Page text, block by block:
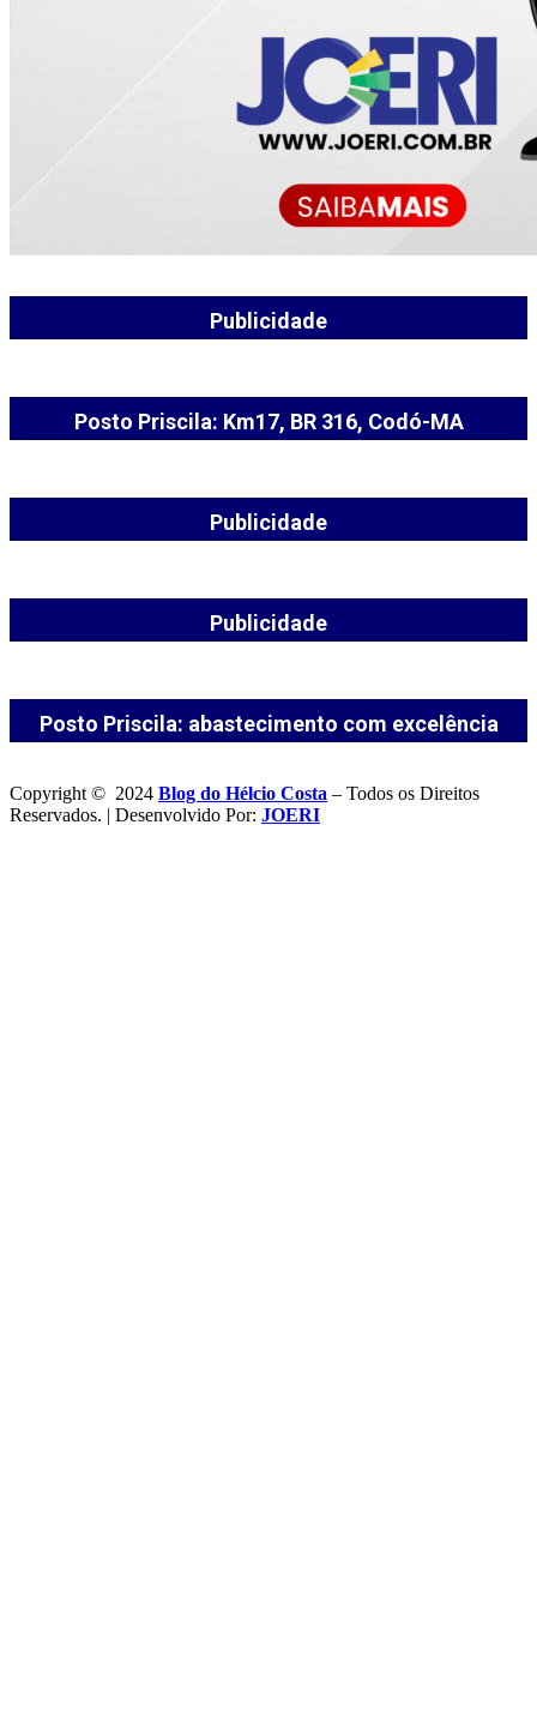
Publicidade
Posto Priscila: Km17, BR 316, Codó-MA
Publicidade
Publicidade
Posto Priscila: abastecimento com excelência
Copyright © 2024 Blog do Hélcio Costa – Todos os Direitos
Reservados. | Desenvolvido Por: JOERI